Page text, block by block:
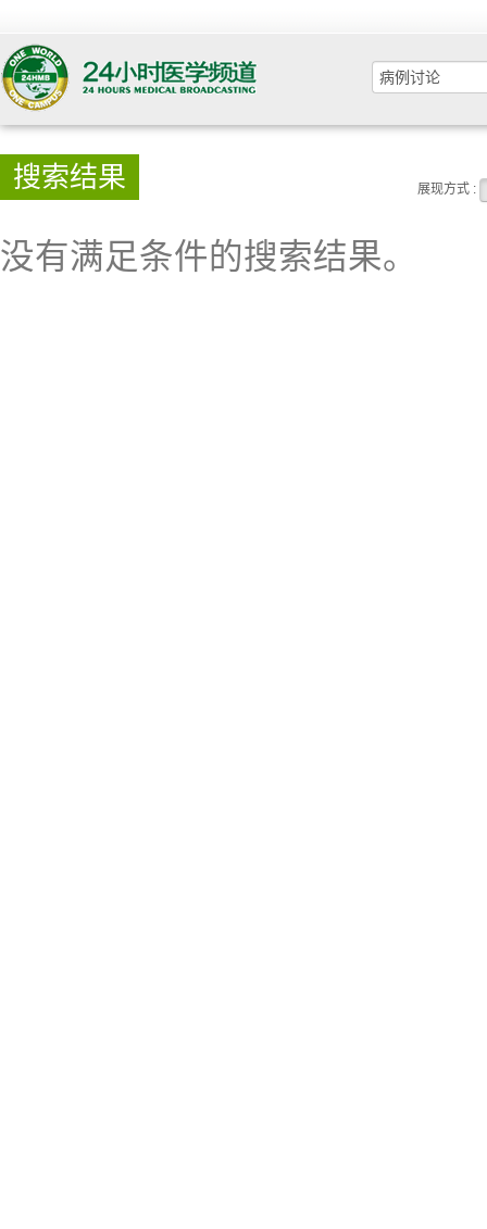
搜索结果 展现方式 :
没有满足条件的搜索结果。